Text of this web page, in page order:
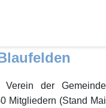
der Gemeinde
Mitgliedern (Stand Mai